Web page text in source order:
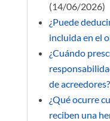
(14/06/2026)
¿Puede
incluida en el
¿Cuándo
de acreedores?
¿Qué ocurre
reciben una